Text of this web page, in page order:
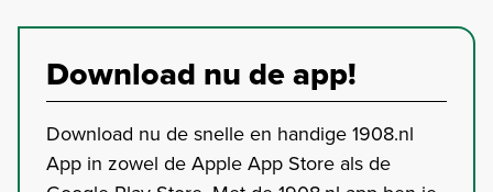
Download nu de app!
Download nu de snelle en handige 1908.nl
App in zowel de Apple App Store als de